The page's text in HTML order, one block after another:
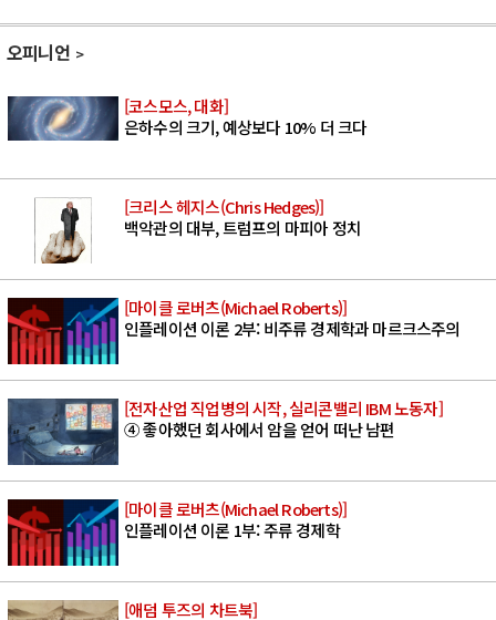
오피니언
[코스모스, 대화]
은하수의 크기, 예상보다 10% 더 크다
[크리스 헤지스(Chris Hedges)]
백악관의 대부, 트럼프의 마피아 정치
[마이클 로버츠(Michael Roberts)]
인플레이션 이론 2부: 비주류 경제학과 마르크스주의
[전자산업 직업병의 시작, 실리콘밸리 IBM 노동자]
④ 좋아했던 회사에서 암을 얻어 떠난 남편
[마이클 로버츠(Michael Roberts)]
인플레이션 이론 1부: 주류 경제학
[애덤 투즈의 차트북]